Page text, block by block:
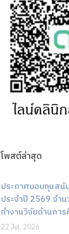
โพสต์ล่าสุด
ประกาศมอบทุนสนั
ประจำปี 2569 จำ
ทำงานวิจัยด้านกา
22 Jul, 2026